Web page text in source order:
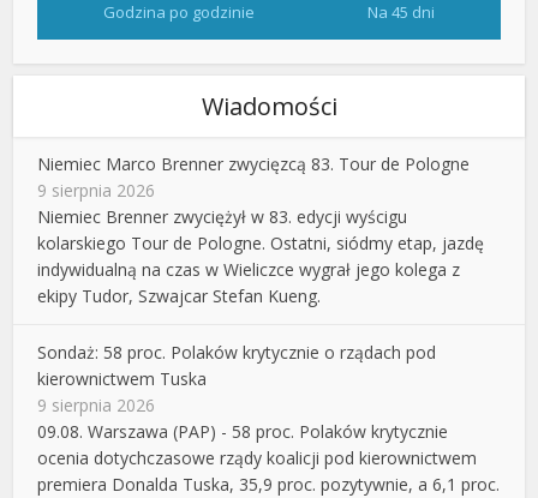
Godzina po godzinie Na 45 dni
Wiadomości
Niemiec Marco Brenner zwycięzcą 83. Tour de Pologne
9 sierpnia 2026
Niemiec Brenner zwyciężył w 83. edycji wyścigu
kolarskiego Tour de Pologne. Ostatni, siódmy etap, jazdę
indywidualną na czas w Wieliczce wygrał jego kolega z
ekipy Tudor, Szwajcar Stefan Kueng.
Sondaż: 58 proc. Polaków krytycznie o rządach pod
kierownictwem Tuska
9 sierpnia 2026
09.08. Warszawa (PAP) - 58 proc. Polaków krytycznie
ocenia dotychczasowe rządy koalicji pod kierownictwem
premiera Donalda Tuska, 35,9 proc. pozytywnie, a 6,1 proc.